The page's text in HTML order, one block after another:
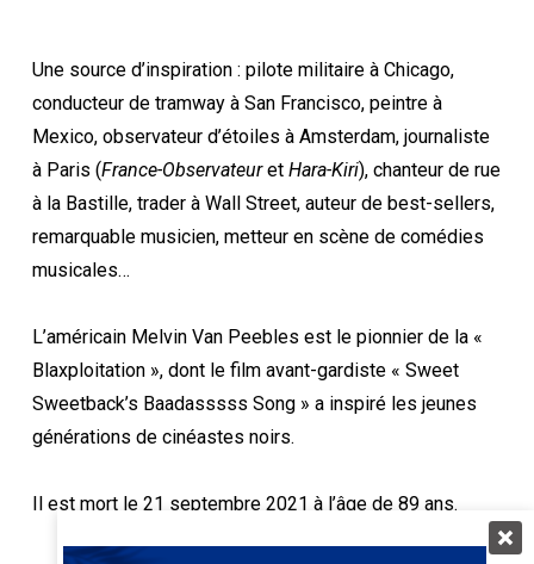
Une source d’inspiration : pilote militaire à Chicago,
conducteur de tramway à San Francisco, peintre à
Mexico, observateur d’étoiles à Amsterdam, journaliste
à Paris (France-Observateuret Hara-Kiri), chanteur de rue
à la Bastille, trader à Wall Street, auteur de best-sellers,
remarquable musicien, metteur en scène de comédies
musicales…
L’américain Melvin Van Peebles est le pionnier de la «
Blaxploitation », dont le film avant-gardiste « Sweet
Sweetback’s Baadasssss Song » a inspiré les jeunes
générations de cinéastes noirs.
Il est mort le 21 septembre 2021 à l’âge de 89 ans.